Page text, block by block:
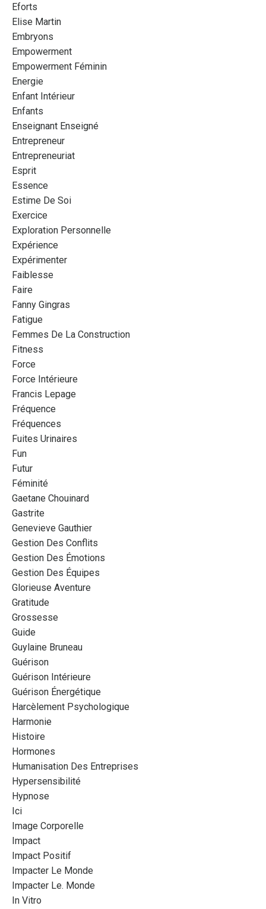
Eforts
Elise Martin
Embryons
Empowerment
Empowerment Féminin
Energie
Enfant Intérieur
Enfants
Enseignant Enseigné
Entrepreneur
Entrepreneuriat
Esprit
Essence
Estime De Soi
Exercice
Exploration Personnelle
Expérience
Expérimenter
Faiblesse
Faire
Fanny Gingras
Fatigue
Femmes De La Construction
Fitness
Force
Force Intérieure
Francis Lepage
Fréquence
Fréquences
Fuites Urinaires
Fun
Futur
Féminité
Gaetane Chouinard
Gastrite
Genevieve Gauthier
Gestion Des Conflits
Gestion Des Émotions
Gestion Des Équipes
Glorieuse Aventure
Gratitude
Grossesse
Guide
Guylaine Bruneau
Guérison
Guérison Intérieure
Guérison Énergétique
Harcèlement Psychologique
Harmonie
Histoire
Hormones
Humanisation Des Entreprises
Hypersensibilité
Hypnose
Ici
Image Corporelle
Impact
Impact Positif
Impacter Le Monde
Impacter Le. Monde
In Vitro